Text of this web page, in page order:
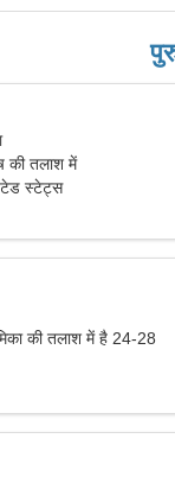
की तलाश में
स्टेट्स
की तलाश में है 24-28